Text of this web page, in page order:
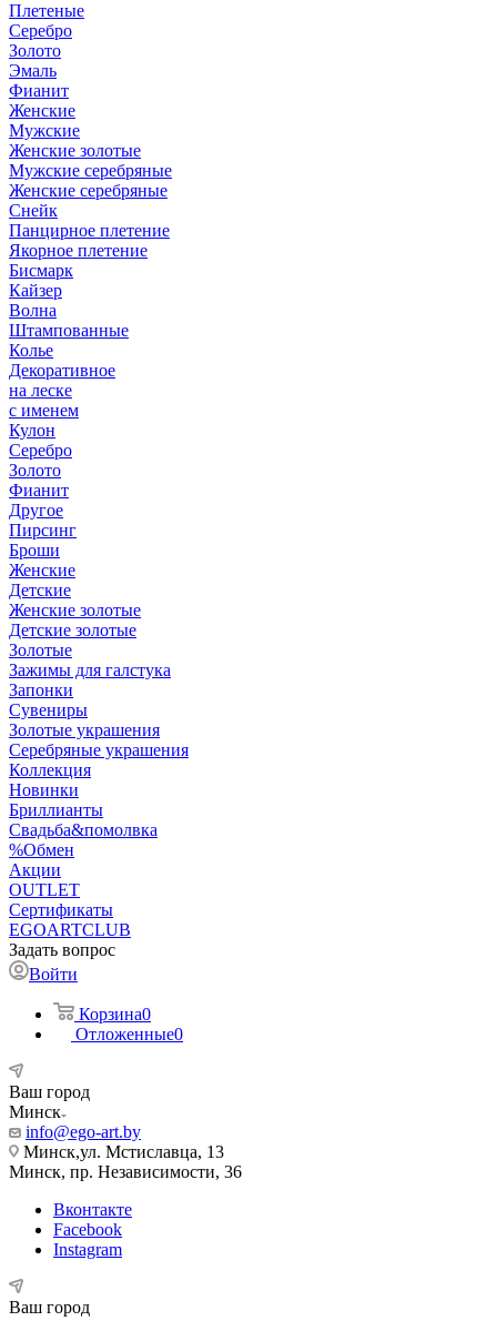
Плетеные
Серебро
Золото
Эмаль
Фианит
Женские
Мужские
Женские золотые
Мужские серебряные
Женские серебряные
Снейк
Панцирное плетение
Якорное плетение
Бисмарк
Кайзер
Волна
Штампованные
Колье
Декоративное
на леске
с именем
Кулон
Серебро
Золото
Фианит
Другое
Пирсинг
Броши
Женские
Детские
Женские золотые
Детские золотые
Золотые
Зажимы для галстука
Запонки
Сувениры
Золотые украшения
Серебряные украшения
Коллекция
Новинки
Бриллианты
Свадьба&помолвка
%Обмен
Акции
OUTLET
Сертификаты
EGOARTCLUB
Задать вопрос
Войти
Корзина0
Отложенные0
Ваш город
Минск
info@ego-art.by
Минск,ул. Мстиславца, 13
Минск, пр. Независимости, 36
Вконтакте
Facebook
Instagram
Ваш город